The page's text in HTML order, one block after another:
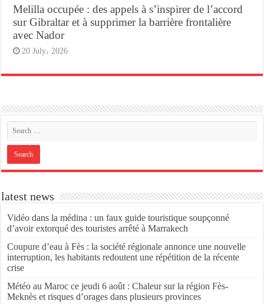
Melilla occupée : des appels à s’inspirer de l’accord
sur Gibraltar et à supprimer la barrière frontalière
avec Nador
20 July، 2026
latest news
Vidéo dans la médina : un faux guide touristique soupçonné
d’avoir extorqué des touristes arrêté à Marrakech
Coupure d’eau à Fès : la société régionale annonce une nouvelle
interruption, les habitants redoutent une répétition de la récente
crise
Météo au Maroc ce jeudi 6 août : Chaleur sur la région Fès-
Meknès et risques d’orages dans plusieurs provinces